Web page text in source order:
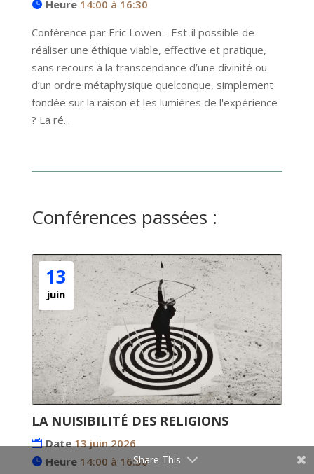
Heure 14:00 à 16:30
Conférence par Eric Lowen - Est-il possible de
réaliser une éthique viable, effective et pratique,
sans recours à la transcendance d’une divinité ou
d’un ordre métaphysique quelconque, simplement
fondée sur la raison et les lumières de l'expérience
? La ré...
Conférences passées :
13
juin
LA NUISIBILITÉ DES RELIGIONS
Date13 juin 2026
Heure 14:00 à 16:30Share This